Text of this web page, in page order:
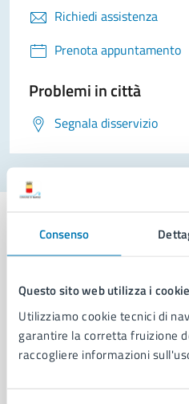
Consenso
Questo sito web utilizza i cookie
Utilizziamo cookie tecnici di
garantire la corretta fruizione
raccogliere informazioni
Richiedi assistenza
Prenota appuntamento
Problemi in città
Segnala disservizio
AMMINISTRAZIONE
Aree amministrative